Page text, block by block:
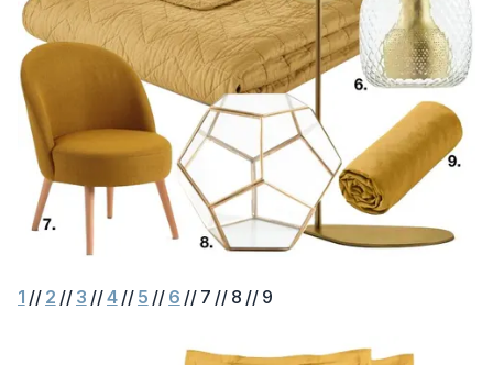
1 // 2 // 3 //4// 5 // 6 // 7 // 8 // 9